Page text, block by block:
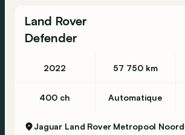
Land Rover
Defender
2022 57 750 km
400 ch Automatique
Jaguar Land Rover Metropool Noord